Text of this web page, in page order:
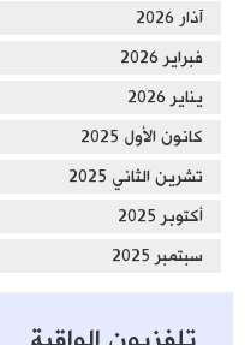
آذار 2026
فبراير 2026
يناير 2026
كانون الأول 2025
تشرين الثاني 2025
أكتوبر 2025
سبتمبر 2025